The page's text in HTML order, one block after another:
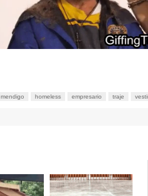
mendigo homeless empresario traje